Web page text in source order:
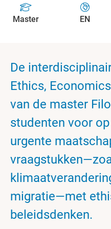
Master EN
De
Ethics,
van de master
studenten voor
urgente
migratie—met
beleidsdenken.